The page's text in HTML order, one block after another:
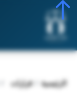
الرئيسية قرارات